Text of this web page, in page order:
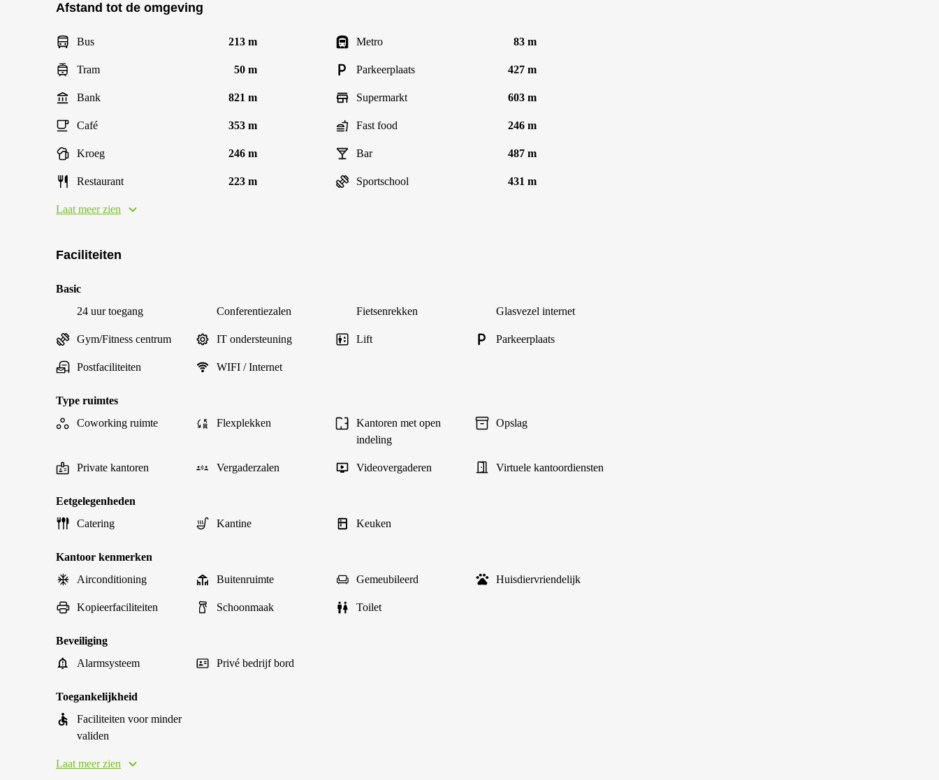
Afstand tot de omgeving
Bus 213 m Metro 83 m
Tram 50 m Parkeerplaats 427 m
Bank 821 m Supermarkt 603 m
Café 353 m Fast food 246 m
Kroeg 246 m Bar 487 m
Restaurant 223 m Sportschool 431 m
Laat meer zien
Faciliteiten
Basic
24 uur toegang
Conferentiezalen Fietsenrekken Glasvezel internet
Gym/Fitness centrum IT ondersteuning Lift Parkeerplaats
Postfaciliteiten WIFI / Internet
Type ruimtes
Coworking ruimte
Flexplekken
Kantoren met open
indeling
Opslag
Private kantoren Vergaderzalen Videovergaderen Virtuele kantoordiensten
Eetgelegenheden
Catering
Kantine Keuken
Kantoor kenmerken
Airconditioning
Buitenruimte Gemeubileerd Huisdiervriendelijk
Kopieerfaciliteiten Schoonmaak Toilet
Beveiliging
Alarmsysteem
Privé bedrijf bord
Toegankelijkheid
Faciliteiten voor minder
validen
Laat meer zien